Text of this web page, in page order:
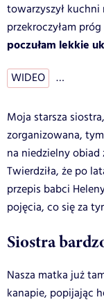
towarzyszył
przekroczyłam
poczułam lekkie
WIDEO …
Moja starsza
zorganizowana, tym
na niedzielny
Twierdziła, że po
przepis babci
pojęcia, co się za
Siostra
Nasza matka już
kanapie, popijając